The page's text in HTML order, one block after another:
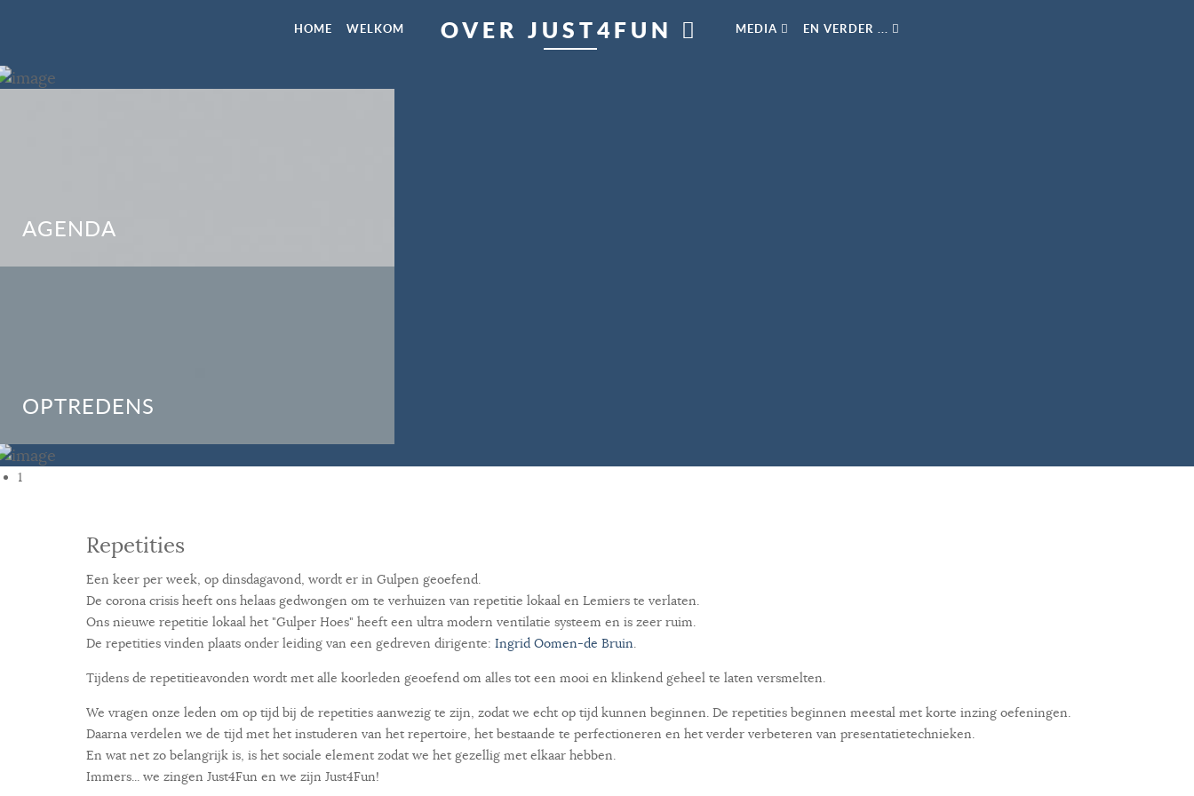
HOME WELKOM OVER JUST4FUN MEDIA EN VERDER ...
AGENDA
OPTREDENS
1
Repetities
Een keer per week, op dinsdagavond, wordt er in Gulpen geoefend.
De corona crisis heeft ons helaas gedwongen om te verhuizen van repetitie lokaal en Lemiers te verlaten.
Ons nieuwe repetitie lokaal het "Gulper Hoes" heeft een ultra modern ventilatie systeem en is zeer ruim.
De repetities vinden plaats onder leiding van een gedreven dirigente: Ingrid Oomen-de Bruin.
Tijdens de repetitieavonden wordt met alle koorleden geoefend om alles tot een mooi en klinkend geheel te laten versmelten.
We vragen onze leden om op tijd bij de repetities aanwezig te zijn, zodat we echt op tijd kunnen beginnen. De repetities beginnen meestal met korte inzing oefeningen.
Daarna verdelen we de tijd met het instuderen van het repertoire, het bestaande te perfectioneren en het verder verbeteren van presentatietechnieken.
En wat net zo belangrijk is, is het sociale element zodat we het gezellig met elkaar hebben.
Immers... we zingen Just4Fun en we zijn Just4Fun!